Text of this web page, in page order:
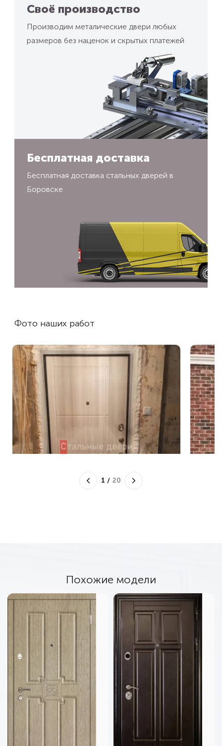
Своё производство
Производим металические двери любых
размеров без наценок и скрытых платежей
Бесплатная доставка
Бесплатная доставка стальных дверей в
Боровске
Фото наших работ
1 / 20
Похожие модели